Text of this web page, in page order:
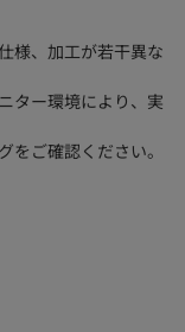
様、加工が若干異な
ター環境により、実
ご確認ください。